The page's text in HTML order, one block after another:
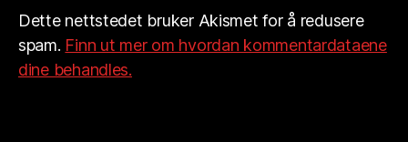
Dette nettstedet bruker Akismet for å redusere
spam. Finn ut mer om hvordan kommentardataene
dine behandles.